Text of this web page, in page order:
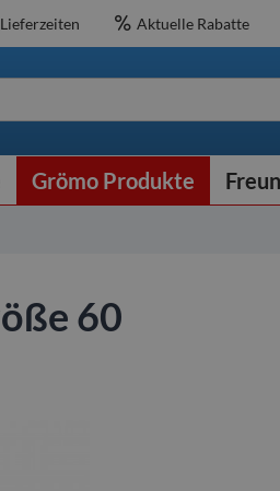
Aktuelle Rabatte
Grömo Produkte
60